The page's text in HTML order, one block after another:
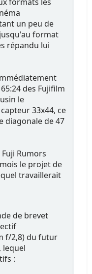
un peu de
format
répandu lui
des Fujifilm
le
33x44, ce
diagonale de 47
Rumors
le projet de
travaillerait
de brevet
f/2,8) du futur
lequel
: